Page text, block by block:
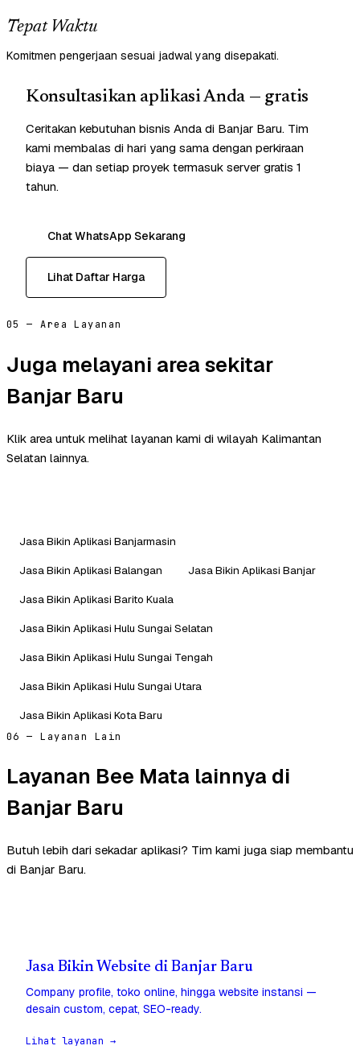
Tepat Waktu
Komitmen pengerjaan sesuai jadwal yang disepakati.
Konsultasikan aplikasi Anda — gratis
Ceritakan kebutuhan bisnis Anda di Banjar Baru. Tim
kami membalas di hari yang sama dengan perkiraan
biaya — dan setiap proyek termasuk server gratis 1
tahun.
Chat WhatsApp Sekarang
Lihat Daftar Harga
05 — Area Layanan
Juga melayani area sekitar
Banjar Baru
Klik area untuk melihat layanan kami di wilayah Kalimantan
Selatan lainnya.
Jasa Bikin Aplikasi Banjarmasin
Jasa Bikin Aplikasi Balangan
Jasa Bikin Aplikasi Banjar
Jasa Bikin Aplikasi Barito Kuala
Jasa Bikin Aplikasi Hulu Sungai Selatan
Jasa Bikin Aplikasi Hulu Sungai Tengah
Jasa Bikin Aplikasi Hulu Sungai Utara
Jasa Bikin Aplikasi Kota Baru
06 — Layanan Lain
Layanan Bee Mata lainnya di
Banjar Baru
Butuh lebih dari sekadar aplikasi? Tim kami juga siap membantu
di Banjar Baru.
Jasa Bikin Website di Banjar Baru
Company profile, toko online, hingga website instansi —
desain custom, cepat, SEO-ready.
Lihat layanan →